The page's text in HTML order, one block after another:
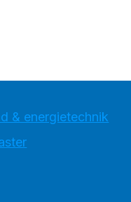
& energietechnik